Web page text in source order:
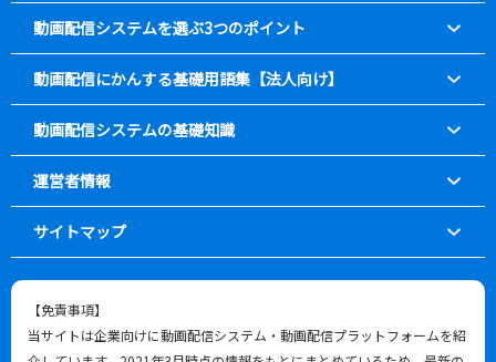
動画配信システムを選ぶ3つのポイント
動画配信にかんする基礎用語集【法人向け】
動画配信システムの基礎知識
運営者情報
サイトマップ
【免責事項】
当サイトは企業向けに動画配信システム・動画配信プラットフォームを紹